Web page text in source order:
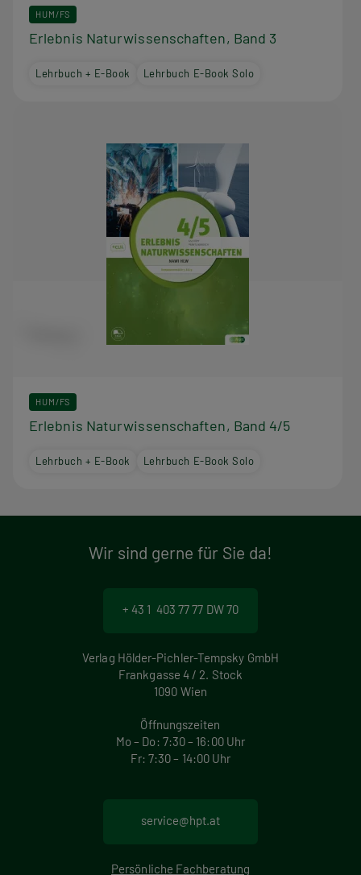
HUM/FS
Erlebnis Naturwissenschaften, Band 3
Lehrbuch + E-Book Lehrbuch E-Book Solo
HUM/FS
Erlebnis Naturwissenschaften, Band 4/5
Lehrbuch + E-Book Lehrbuch E-Book Solo
Wir sind gerne für Sie da!
+ 43 1 403 77 77 DW 70
Verlag Hölder-Pichler-Tempsky GmbH
Frankgasse 4 / 2. Stock
1090 Wien
Öffnungszeiten
Mo – Do: 7:30 – 16:00 Uhr
Fr: 7:30 – 14:00 Uhr
service@hpt.at
Persönliche Fachberatung